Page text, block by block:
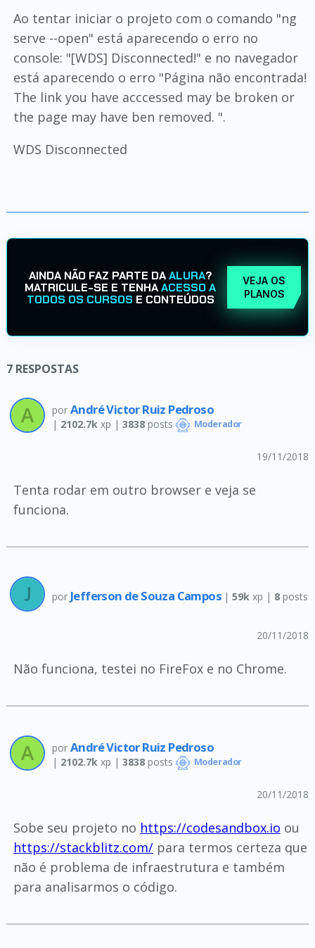
Ao tentar iniciar o projeto com o comando "ng
serve --open" está aparecendo o erro no
console: "[WDS] Disconnected!" e no navegador
está aparecendo o erro "Página não encontrada!
The link you have acccessed may be broken or
the page may have ben removed. ".
WDS Disconnected
AINDA NÃO FAZ PARTE DAALURA?
MATRICULE-SE E TENHAACESSO A
TODOS OS CURSOS E CONTEÚDOS
VEJA OS
PLANOS
7 RESPOSTAS
por André Victor Ruiz Pedroso
| 2102.7k xp | 3838posts Moderador
19/11/2018
Tenta rodar em outro browser e veja se
funciona.
por Jefferson de Souza Campos |59k xp | 8 posts
20/11/2018
Não funciona, testei no FireFox e no Chrome.
por André Victor Ruiz Pedroso
| 2102.7k xp | 3838posts Moderador
20/11/2018
Sobe seu projeto no https://codesandbox.io ou
https://stackblitz.com/para termos certeza que
não é problema de infraestrutura e também
para analisarmos o código.